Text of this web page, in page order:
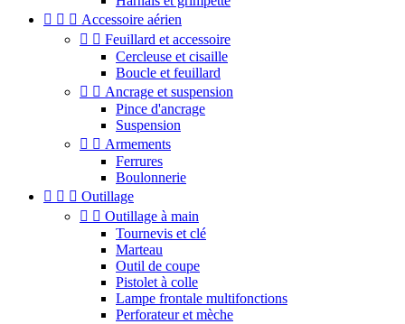
   Accessoire aérien
  Feuillard et accessoire
Cercleuse et cisaille
Boucle et feuillard
  Ancrage et suspension
Pince d'ancrage
Suspension
  Armements
Ferrures
Boulonnerie
   Outillage
  Outillage à main
Tournevis et clé
Marteau
Outil de coupe
Pistolet à colle
Lampe frontale multifonctions
Perforateur et mèche